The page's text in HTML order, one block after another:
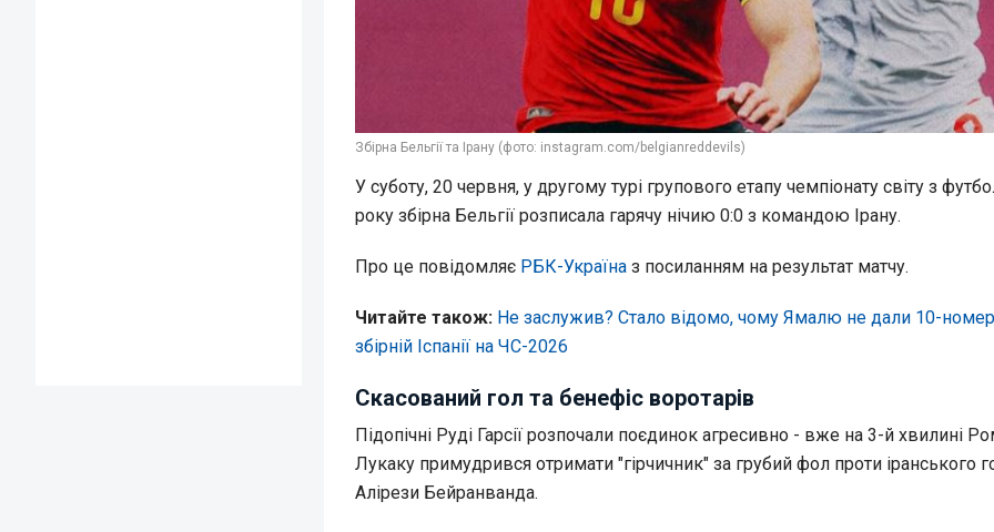
Збірна Бельгії та Ірану (фото: instagram.com/belgianreddevils)
У суботу, 20 червня, у другому турі групового етапу чемпіонату світу з
року збірна Бельгії розписала гарячу нічию 0:0 з командою Ірану.
Про це повідомляє РБК-Україна з посиланням на результат матчу.
Читайте також: Не заслужив? Стало відомо, чому Ямалю не дали 10-
збірній Іспанії на ЧС-2026
Скасований гол та бенефіс воротарів
Підопічні Руді Гарсії розпочали поєдинок агресивно - вже на 3-й хвилині
Лукаку примудрився отримати "гірчичник" за грубий фол проти іранського
Алірези Бейранванда.